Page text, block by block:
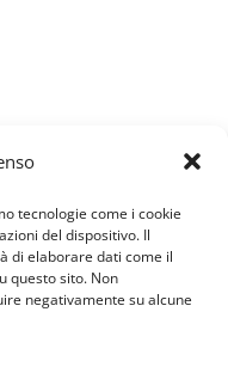
tecnologie come i cookie
del dispositivo. Il
di elaborare dati come il
questo sito. Non
negativamente su alcune